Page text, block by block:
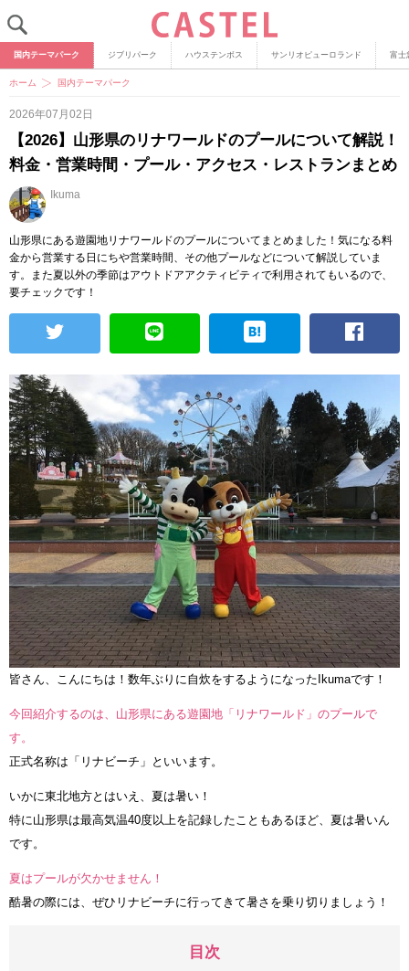
国内テーマパーク ジブリパーク ハウステンボス サンリオピューロランド 富士
ホーム 国内テーマパーク
2026年07月02日
【2026】山形県のリナワールドのプールについて解説！
料金・営業時間・プール・アクセス・レストランまとめ
Ikuma
山形県にある遊園地リナワールドのプールについてまとめました！気になる料
金から営業する日にちや営業時間、その他プールなどについて解説していま
す。また夏以外の季節はアウトドアアクティビティで利用されてもいるので、
要チェックです！
皆さん、こんにちは！数年ぶりに自炊をするようになったIkumaです！
今回紹介するのは、山形県にある遊園地「リナワールド」のプールで
す。
正式名称は「リナビーチ」といいます。
いかに東北地方とはいえ、夏は暑い！
特に山形県は最高気温40度以上を記録したこともあるほど、夏は暑いん
です。
夏はプールが欠かせません！
酷暑の際には、ぜひリナビーチに行ってきて暑さを乗り切りましょう！
目次